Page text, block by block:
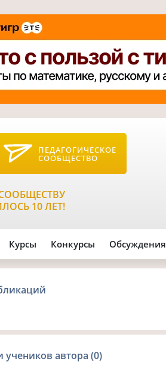
ПЕДАГОГИЧЕСКОЕ
СООБЩЕСТВО
10 ЛЕТ!
Курсы Конкурсы Обсуждения
автора (0)